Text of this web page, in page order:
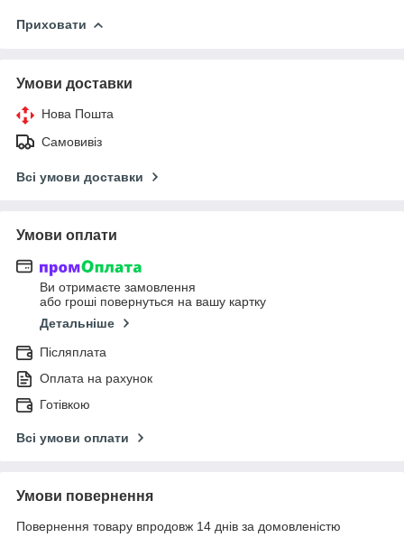
Приховати
Умови доставки
Нова Пошта
Самовивіз
Всі умови доставки
Умови оплати
Ви отримаєте замовлення
або гроші повернуться на вашу картку
Детальніше
Післяплата
Оплата на рахунок
Готівкою
Всі умови оплати
Умови повернення
Повернення товару впродовж 14 днів за домовленістю